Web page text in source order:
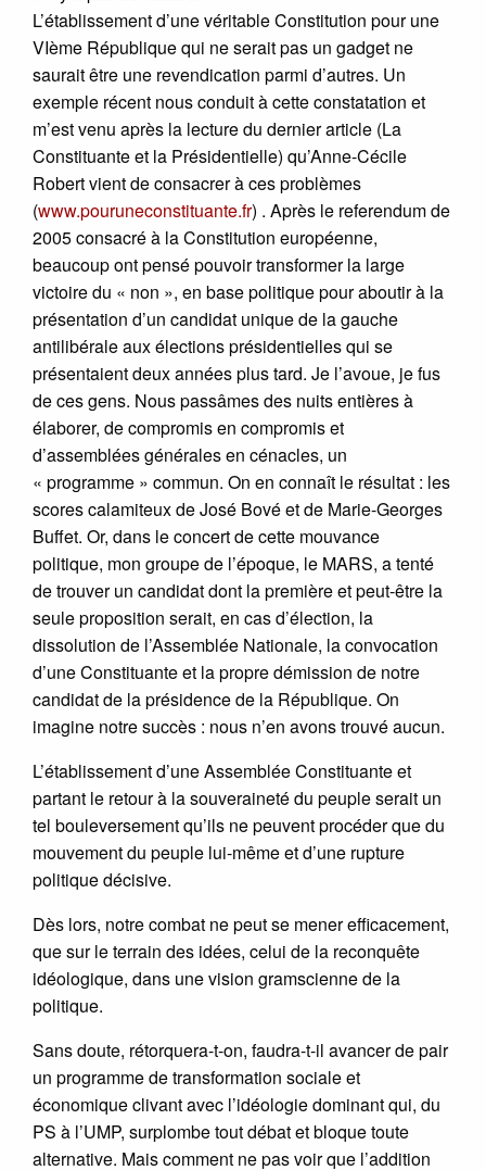
L’établissement d’une véritable Constitution pour une
VIème République qui ne serait pas un gadget ne
saurait être une revendication parmi d’autres. Un
exemple récent nous conduit à cette constatation et
m’est venu après la lecture du dernier article (La
Constituante et la Présidentielle) qu’Anne-Cécile
Robert vient de consacrer à ces problèmes
(www.pouruneconstituante.fr) . Après le referendum de
2005 consacré à la Constitution européenne,
beaucoup ont pensé pouvoir transformer la large
victoire du « non », en base politique pour aboutir à la
présentation d’un candidat unique de la gauche
antilibérale aux élections présidentielles qui se
présentaient deux années plus tard. Je l’avoue, je fus
de ces gens. Nous passâmes des nuits entières à
élaborer, de compromis en compromis et
d’assemblées générales en cénacles, un
« programme » commun. On en connaît le résultat : les
scores calamiteux de José Bové et de Marie-Georges
Buffet. Or, dans le concert de cette mouvance
politique, mon groupe de l’époque, le MARS, a tenté
de trouver un candidat dont la première et peut-être la
seule proposition serait, en cas d’élection, la
dissolution de l’Assemblée Nationale, la convocation
d’une Constituante et la propre démission de notre
candidat de la présidence de la République. On
imagine notre succès : nous n’en avons trouvé aucun.
L’établissement d’une Assemblée Constituante et
partant le retour à la souveraineté du peuple serait un
tel bouleversement qu’ils ne peuvent procéder que du
mouvement du peuple lui-même et d’une rupture
politique décisive.
Dès lors, notre combat ne peut se mener efficacement,
que sur le terrain des idées, celui de la reconquête
idéologique, dans une vision gramscienne de la
politique.
Sans doute, rétorquera-t-on, faudra-t-il avancer de pair
un programme de transformation sociale et
économique clivant avec l’idéologie dominant qui, du
PS à l’UMP, surplombe tout débat et bloque toute
alternative. Mais comment ne pas voir que l’addition